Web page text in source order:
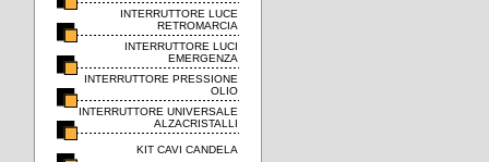
INTERRUTTORE LUCE
RETROMARCIA
INTERRUTTORE LUCI
EMERGENZA
INTERRUTTORE PRESSIONE
OLIO
INTERRUTTORE UNIVERSALE
ALZACRISTALLI
KIT CAVI CANDELA